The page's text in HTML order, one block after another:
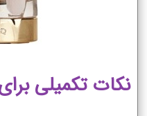
نکات تکمیلی